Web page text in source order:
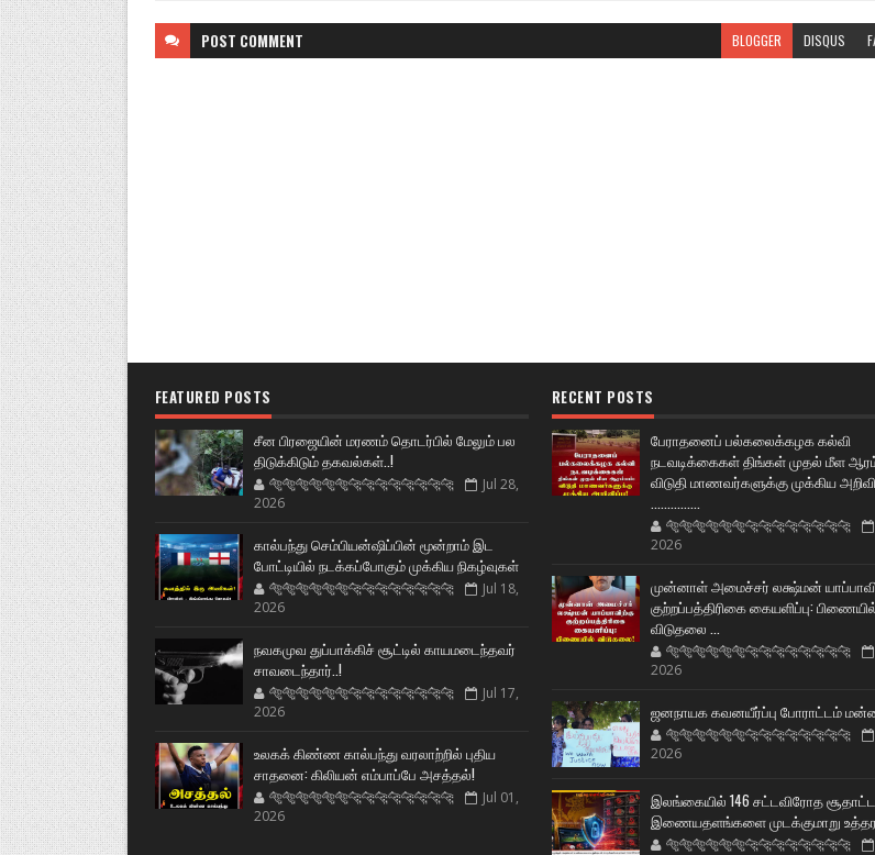
POST COMMENT BLOGGER DISQUS
FEATURED POSTS
சீன பிரஜையின் மரணம் தொடர்பில் மேலும் பல
திடுக்கிடும் தகவல்கள்..!
🐅🐅🐅🐅🐅🐅🐆🐆🐆🐆🐆🐆🐆🐆
Jul 28,
2026
கால்பந்து செம்பியன்ஷிப்பின் மூன்றாம் இட
போட்டியில் நடக்கப்போகும் முக்கிய நிகழ்வுகள்
🐅🐅🐅🐅🐅🐅🐆🐆🐆🐆🐆🐆🐆🐆
Jul 18,
2026
நவகமுவ துப்பாக்கிச் சூட்டில் காயமடைந்தவர்
சாவடைந்தார்..!
🐅🐅🐅🐅🐅🐅🐆🐆🐆🐆🐆🐆🐆🐆
Jul 17,
2026
உலகக் கிண்ண கால்பந்து வரலாற்றில் புதிய
சாதனை: கிலியன் எம்பாப்பே அசத்தல்!
🐅🐅🐅🐅🐅🐅🐆🐆🐆🐆🐆🐆🐆🐆
Jul 01,
2026
RECENT POSTS
பேராதனைப் பல்கலைக்கழக கல்வி
நடவடிக்கைகள் திங்கள் முதல் மீள
விடுதி மாணவர்களுக்கு முக்கிய
...............
🐅🐅🐅🐅🐅🐅🐆🐆🐆🐆🐆🐆🐆🐆
2026
முன்னாள் அமைச்சர் லக்ஷ்மன்
குற்றப்பத்திரிகை கையளிப்பு:
விடுதலை ...
🐅🐅🐅🐅🐅🐅🐆🐆🐆🐆🐆🐆🐆🐆
2026
ஜனநாயக கவனயீர்ப்பு போராட்டம்
🐅🐅🐅🐅🐅🐅🐆🐆🐆🐆🐆🐆🐆🐆
2026
இலங்கையில் 146 சட்டவிரோத சூதாட்ட
இணையதளங்களை முடக்குமாறு
🐅🐅🐅🐅🐅🐅🐆🐆🐆🐆🐆🐆🐆🐆